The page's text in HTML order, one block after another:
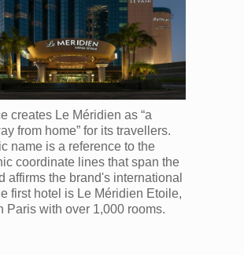
creates Le Méridien as “a
from home” for its travellers.
name is a reference to the
coordinate lines that span the
affirms the brand's international
first hotel is Le Méridien Etoile,
Paris with over 1,000 rooms.